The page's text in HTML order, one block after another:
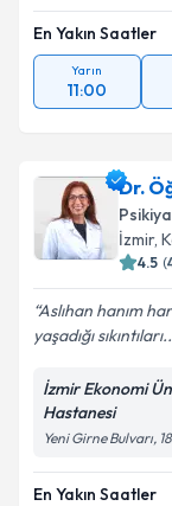
En Yakın Saatler
Yarın
11:00
Dr.
İzmir,
4.5 (
Aslıhan hanım
yaşadığı
İzmir Ekonomi
Hastanesi
Yeni Girne Bulvarı,
En Yakın Saatler